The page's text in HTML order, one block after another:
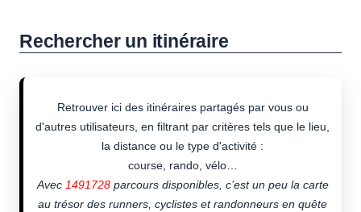
Rechercher un itinéraire
Retrouver ici des itinéraires partagés par vous ou
d'autres utilisateurs, en filtrant par critères tels que le lieu,
la distance ou le type d'activité :
course, rando, vélo…
Avec 1491728parcours disponibles, c’est un peu la carte
au trésor des runners, cyclistes et randonneurs en quête